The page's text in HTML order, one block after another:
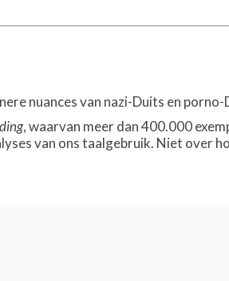
nuances van nazi-Duits en
, waarvan meer dan 400.000
van ons taalgebruik. Niet over